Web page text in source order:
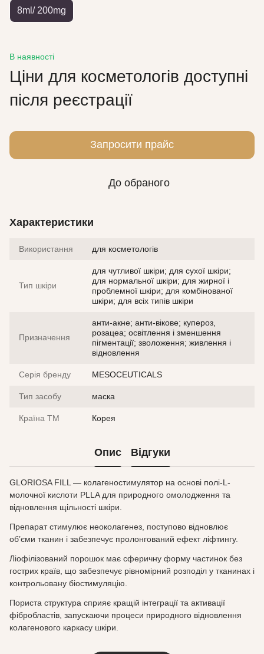
8ml/ 200mg
В наявності
Ціни для косметологів доступні
після реєстрації
Запросити прайс
До обраного
Характеристики
Використання для косметологів
Тип шкіри
для чутливої шкіри; для сухої шкіри;
для нормальної шкіри; для жирної і
проблемної шкіри; для комбінованої
шкіри; для всіх типів шкіри
Призначення
анти-акне; анти-вікове; купероз,
розацеа; освітлення і зменшення
пігментації; зволоження; живлення і
відновлення
Серія бренду MESOCEUTICALS
Тип засобу маска
Країна ТМ Корея
Опис Відгуки
GLORIOSA FILL — колагеностимулятор на основі полі-L-
молочної кислоти PLLA для природного омолодження та
відновлення щільності шкіри.
Препарат стимулює неоколагенез, поступово відновлює
об’єми тканин і забезпечує пролонгований ефект ліфтингу.
Ліофілізований порошок має сферичну форму частинок без
гострих країв, що забезпечує рівномірний розподіл у тканинах і
контрольовану біостимуляцію.
Пориста структура сприяє кращій інтеграції та активації
фібробластів, запускаючи процеси природного відновлення
колагенового каркасу шкіри.